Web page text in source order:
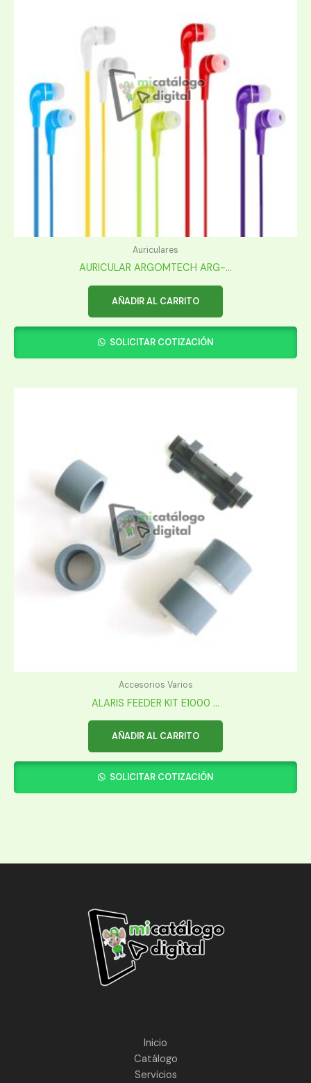
Auriculares
AURICULAR ARGOMTECH ARG-...
AÑADIR AL CARRITO
SOLICITAR COTIZACIÓN
Accesorios Varios
ALARIS FEEDER KIT E1000 ...
AÑADIR AL CARRITO
SOLICITAR COTIZACIÓN
Inicio
Catálogo
Servicios